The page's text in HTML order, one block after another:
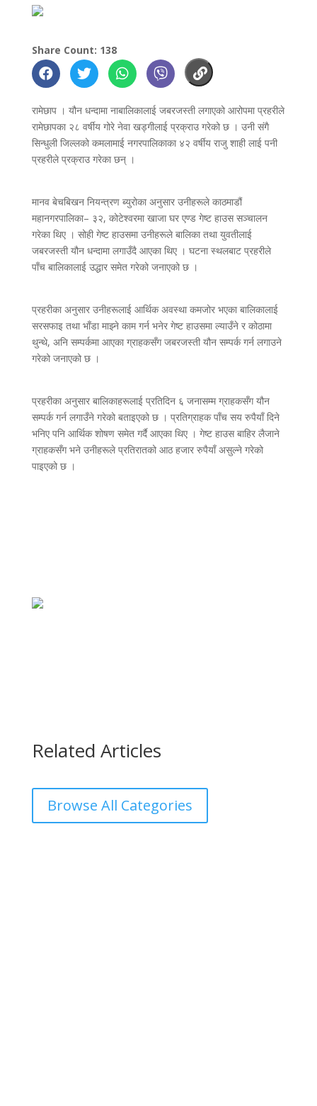
Share Count: 138
रामेछाप । यौन धन्दामा नाबालिकालाई जबरजस्ती लगाएको आरोपमा प्रहरीले
रामेछापका २८ वर्षीय गोरे नेवा खड्गीलाई प्रक्राउ गरेको छ । उनी संगै
सिन्धुली जिल्लको कमलामाई नगरपालिकाका ४२ वर्षीय राजु शाही लाई पनी
प्रहरीले प्रक्राउ गरेका छन् ।
मानव बेचबिखन नियन्त्रण ब्युरोका अनुसार उनीहरूले काठमाडौं
महानगरपालिका– ३२, कोटेश्वरमा खाजा घर एण्ड गेष्ट हाउस सञ्चालन
गरेका थिए । सोही गेष्ट हाउसमा उनीहरूले बालिका तथा युवतीलाई
जबरजस्ती यौन धन्दामा लगाउँदै आएका थिए । घटना स्थलबाट प्रहरीले
पाँच बालिकालाई उद्धार समेत गरेको जनाएको छ ।
प्रहरीका अनुसार उनीहरूलाई आर्थिक अवस्था कमजोर भएका बालिकालाई
सरसफाइ तथा भाँडा माझ्ने काम गर्न भनेर गेष्ट हाउसमा ल्याउँने र कोठामा
थुन्थे, अनि सम्पर्कमा आएका ग्राहकसँग जबरजस्ती यौन सम्पर्क गर्न लगाउने
गरेको जनाएको छ ।
प्रहरीका अनुसार बालिकाहरूलाई प्रतिदिन ६ जनासम्म ग्राहकसँग यौन
सम्पर्क गर्न लगाउँने गरेको बताइएको छ । प्रतिग्राहक पाँच सय रुपैयाँ दिने
भनिए पनि आर्थिक शोषण समेत गर्दै आएका थिए । गेष्ट हाउस बाहिर लैजाने
ग्राहकसँग भने उनीहरूले प्रतिरातको आठ हजार रुपैयाँ असुल्ने गरेको
पाइएको छ ।
Related Articles
Browse All Categories